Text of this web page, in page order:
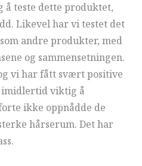
teste dette produktet,
Likevel har vi testet det
andre produkter, med
og sammensetningen.
vi har fått svært positive
imidlertid viktig å
ikke oppnådde de
hårserum. Det har